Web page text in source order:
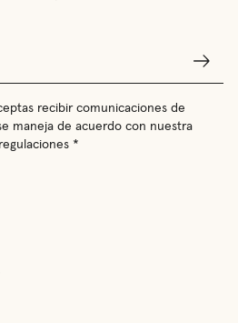
recibir comunicaciones de
maneja de acuerdo con nuestra
*